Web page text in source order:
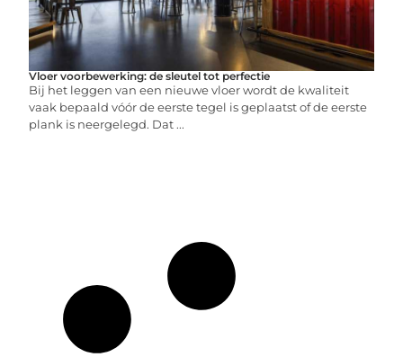
Vloer voorbewerking: de sleutel tot perfectie
Bij het leggen van een nieuwe vloer wordt de kwaliteit
vaak bepaald vóór de eerste tegel is geplaatst of de eerste
plank is neergelegd. Dat ...